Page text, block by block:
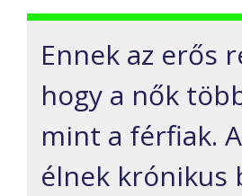
Ennek az erős
hogy a nők
mint a férfiak.
élnek krónikus